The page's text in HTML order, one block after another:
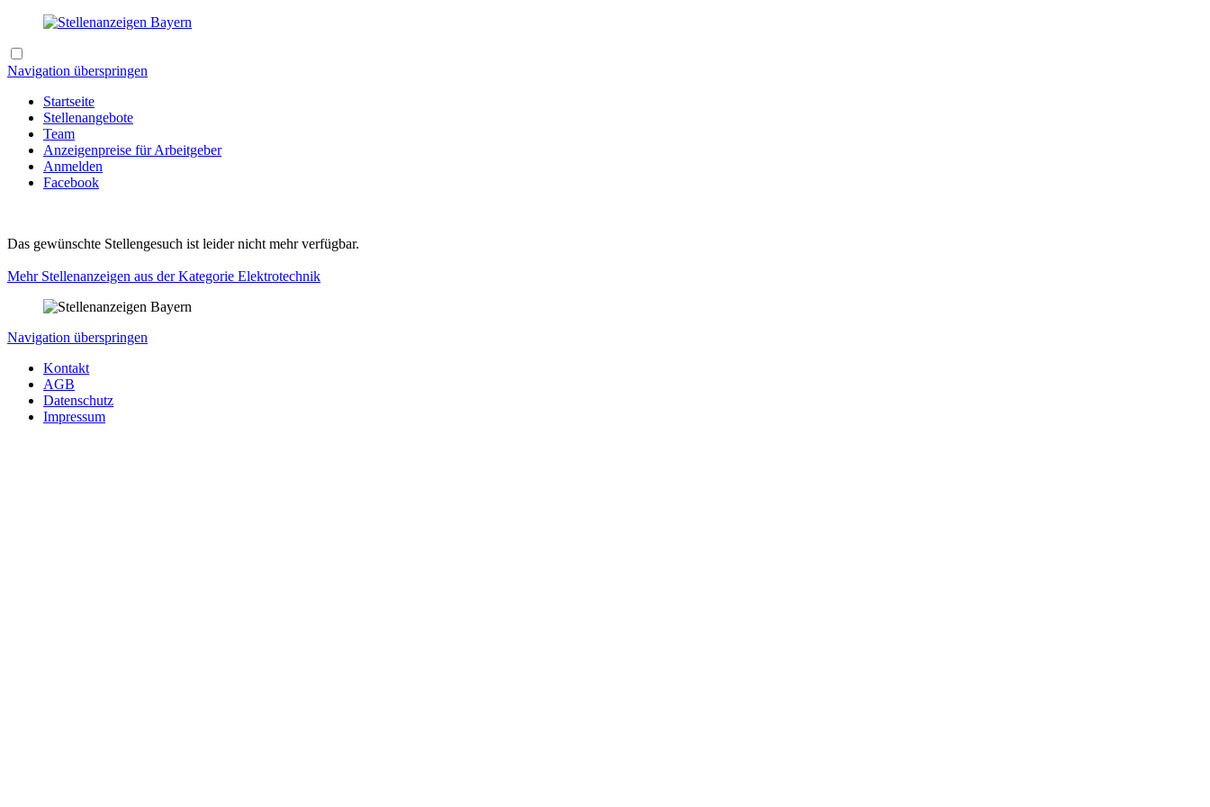
Navigation überspringen
Startseite
Stellenangebote
Team
Anzeigenpreise für Arbeitgeber
Anmelden
Facebook
Das gewünschte Stellengesuch ist leider nicht mehr verfügbar.
Mehr Stellenanzeigen aus der Kategorie Elektrotechnik
Navigation überspringen
Kontakt
AGB
Datenschutz
Impressum